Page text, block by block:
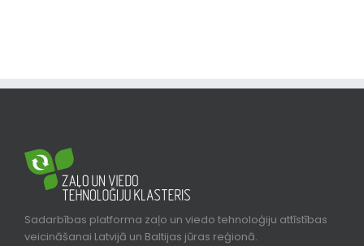
Sadarbības platforma zaļo un viedo tehnoloģiju attīstības
veicināšanai Latvijā un Baltijas jūras reģionā.